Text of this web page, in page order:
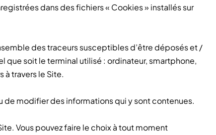
dans des fichiers « Cookies » installés sur
des traceurs susceptibles d’être déposés et /
que soit le terminal utilisé : ordinateur, smartphone,
à travers le Site.
de modifier des informations qui y sont contenues.
Vous pouvez faire le choix à tout moment